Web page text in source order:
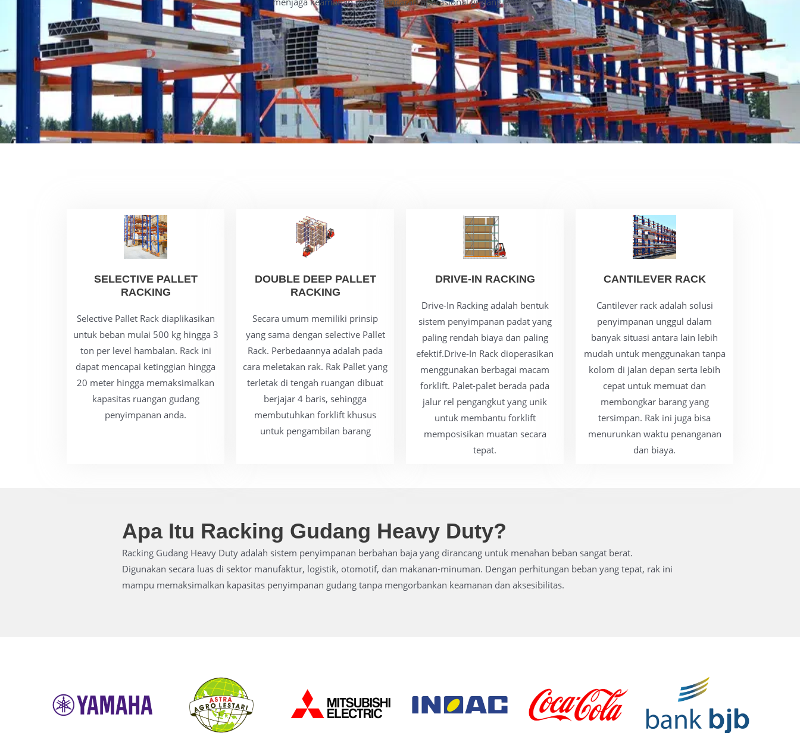
SELECTIVE PALLET
RACKING
Selective Pallet Rack diaplikasikan
untuk beban mulai 500 kg hingga 3
ton per level hambalan. Rack ini
dapat mencapai ketinggian hingga
20 meter hingga memaksimalkan
kapasitas ruangan gudang
penyimpanan anda.
DOUBLE DEEP PALLET
RACKING
Secara umum memiliki prinsip
yang sama dengan selective Pallet
Rack. Perbedaannya adalah pada
cara meletakan rak. Rak Pallet yang
terletak di tengah ruangan dibuat
berjajar 4 baris, sehingga
membutuhkan forklift khusus
untuk pengambilan barang
DRIVE-IN RACKING
Drive-In Racking adalah bentuk
sistem penyimpanan padat yang
paling rendah biaya dan paling
efektif.Drive-In Rack dioperasikan
menggunakan berbagai macam
forklift. Palet-palet berada pada
jalur rel pengangkut yang unik
untuk membantu forklift
memposisikan muatan secara
tepat.
CANTILEVER RACK
Cantilever rack adalah solusi
penyimpanan unggul dalam
banyak situasi antara lain lebih
mudah untuk menggunakan tanpa
kolom di jalan depan serta lebih
cepat untuk memuat dan
membongkar barang yang
tersimpan. Rak ini juga bisa
menurunkan waktu penanganan
dan biaya.
Apa Itu Racking Gudang Heavy Duty?
Racking Gudang Heavy Duty adalah sistem penyimpanan berbahan baja yang dirancang untuk menahan beban sangat berat.
Digunakan secara luas di sektor manufaktur, logistik, otomotif, dan makanan-minuman. Dengan perhitungan beban yang tepat, rak ini
mampu memaksimalkan kapasitas penyimpanan gudang tanpa mengorbankan keamanan dan aksesibilitas.